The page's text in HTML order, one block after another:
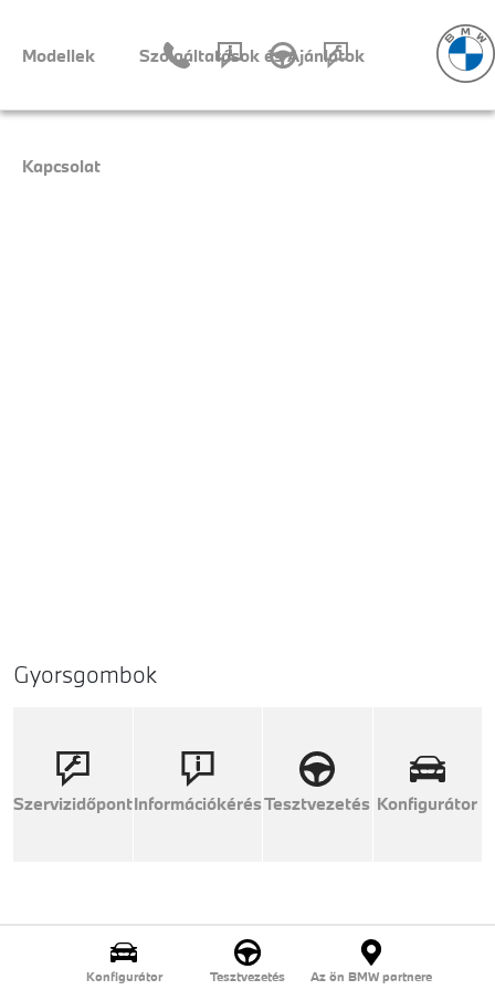
Modellek Szolgáltatások és Ajánlatok
Kapcsolat
Gyorsgombok
SzervizidőpontInformációkérésTesztvezetés Konfigurátor
Konfigurátor Tesztvezetés Az ön BMW partnere